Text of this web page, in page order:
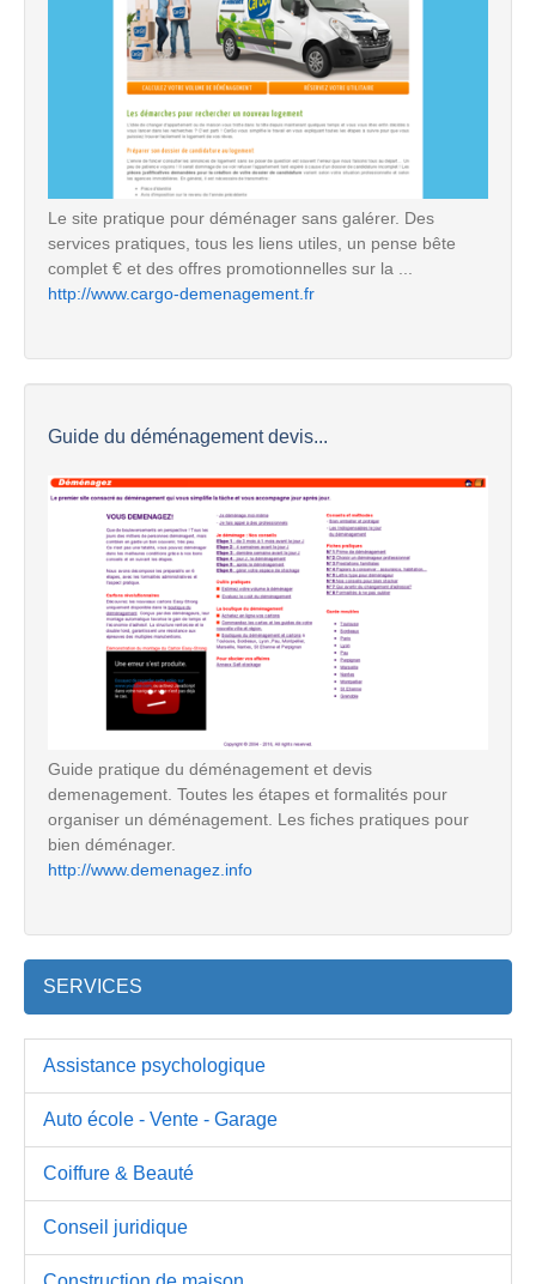
Le site pratique pour déménager sans galérer. Des
services pratiques, tous les liens utiles, un pense bête
complet € et des offres promotionnelles sur la ...
http://www.cargo-demenagement.fr
Guide du déménagement devis...
Guide pratique du déménagement et devis
demenagement. Toutes les étapes et formalités pour
organiser un déménagement. Les fiches pratiques pour
bien déménager.
http://www.demenagez.info
SERVICES
Assistance psychologique
Auto école - Vente - Garage
Coiffure & Beauté
Conseil juridique